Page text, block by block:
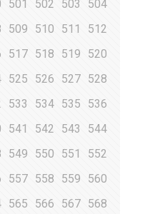
501 502 503
504
509 510 511
512
517 518 519
520
525 526 527 528
533 534 535
536
541 542 543
544
549 550 551
552
557 558 559
560
565 566 567 568